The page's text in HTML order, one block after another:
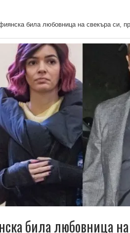
била любовница на свекъра си,
била любовница